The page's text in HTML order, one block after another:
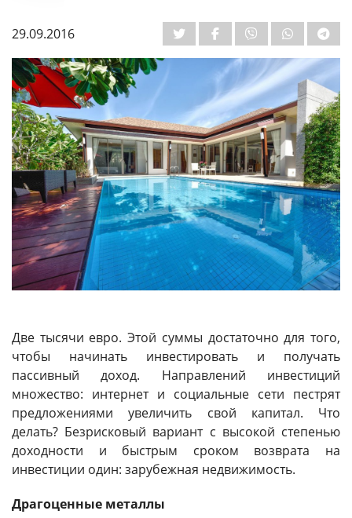
29.09.2016
Две тысячи евро. Этой суммы достаточно для того,
чтобы начинать инвестировать и получать
пассивный доход. Направлений инвестиций
множество: интернет и социальные сети пестрят
предложениями увеличить свой капитал. Что
делать? Безрисковый вариант с высокой степенью
доходности и быстрым сроком возврата на
инвестиции один: зарубежная недвижимость.
Драгоценные металлы